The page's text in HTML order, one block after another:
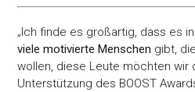
„Ich finde es großartig, dass es
viele motivierte Menschen gibt,
wollen, diese Leute möchten wir
Unterstützung des BOOST